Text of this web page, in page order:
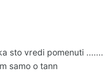
sto vredi pomenuti .......
samo o tann